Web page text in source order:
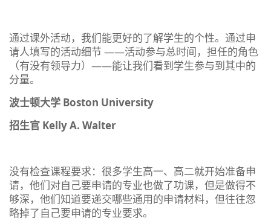
通过课外活动，我们能更好的了解学生的个性。通过申
请人填写的活动细节 ——活动参与总时间，担任的角色
（有没有领导力）——能让我们看到学生参与到其中的
分量。
波士顿大学 Boston University
招生官 Kelly A. Walter
没有检查课程要求：很多学生高一、高二就开始准备申
请，他们对自己要申请的专业也做了功课，但是做得不
够深，他们知道要递交哪些通用的申请材料，但往往忽
略掉了自己要申请的专业要求。